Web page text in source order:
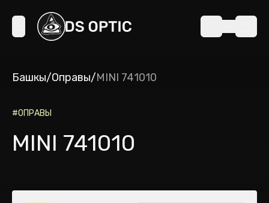
Башкы/Оправы/MINI 741010
#ОПРАВЫ
MINI 741010